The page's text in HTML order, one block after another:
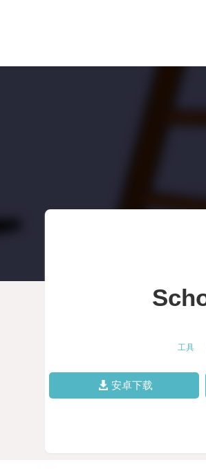
工具
安卓下载